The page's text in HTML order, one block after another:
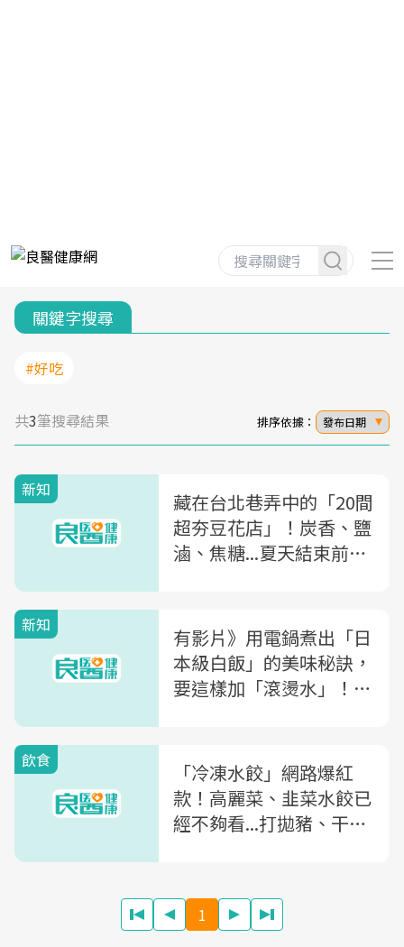
關鍵字搜尋
#好吃
共3筆搜尋結果 排序依據： 發布日期
新知
藏在台北巷弄中的「20間
超夯豆花店」！炭香、鹽
滷、焦糖...夏天結束前必
新知
有影片》用電鍋煮出「日
本級白飯」的美味秘訣，
要這樣加「滾燙水」！美
飲食
「冷凍水餃」網路爆紅
款！高麗菜、韭菜水餃已
經不夠看...打拋豬、干
1